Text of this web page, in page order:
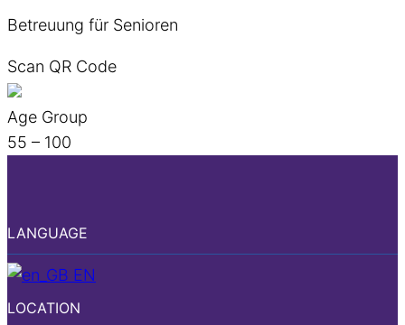
Betreuung für Senioren
Scan QR Code
Age Group
55 – 100
LANGUAGE
EN
LOCATION